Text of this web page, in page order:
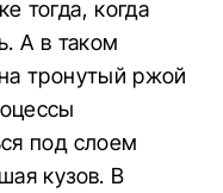
тогда, когда
А в таком
тронутый ржой
под слоем
кузов. В